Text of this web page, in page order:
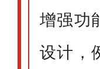
增强功
设计，